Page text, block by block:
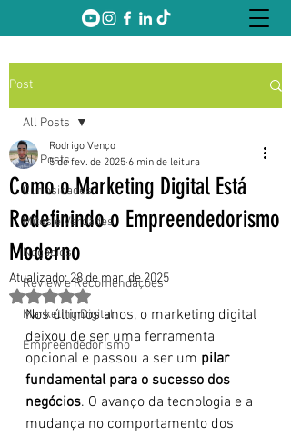
Post
All Posts
Curiosidades
Mitos e Verdades
Negócios
Review e Recomendações
Marketing Digital
Empreendedorismo
All Posts
Como o Marketing Digital Está
Redefinindo o Empreendedorismo
Moderno
Rodrigo Venço
5 de fev. de 2025 6 min de leitura
Atualizado:28 de mar. de 2025
Avaliado com NaN de 5 estrelas.
Nos últimos anos, o marketing digital
deixou de ser uma ferramenta
opcional e passou a ser um pilar
fundamental para o sucesso dos
negócios. O avanço da tecnologia e a
mudança no comportamento dos